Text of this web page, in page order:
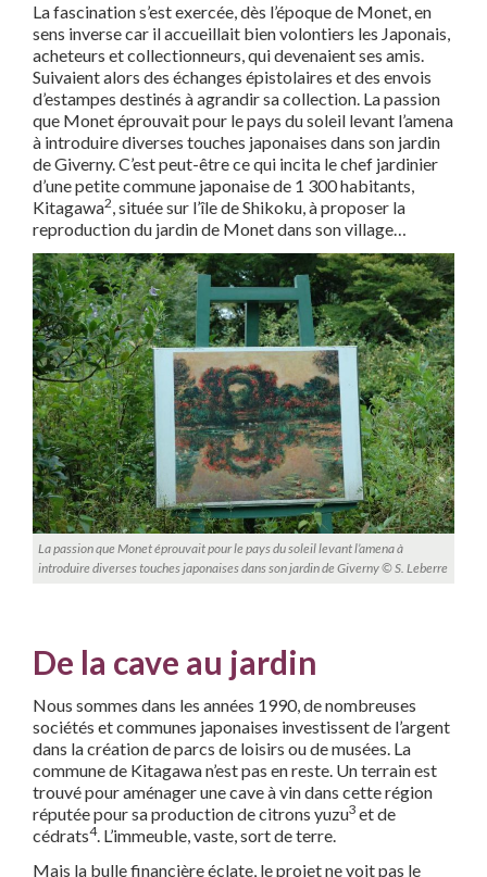
La fascination s’est exercée, dès l’époque de Monet, en
sens inverse car il accueillait bien volontiers les Japonais,
acheteurs et collectionneurs, qui devenaient ses amis.
Suivaient alors des échanges épistolaires et des envois
d’estampes destinés à agrandir sa collection. La passion
que Monet éprouvait pour le pays du soleil levant l’amena
à introduire diverses touches japonaises dans son jardin
de Giverny. C’est peut-être ce qui incita le chef jardinier
d’une petite commune japonaise de 1 300 habitants,
Kitagawa2, située sur l’île de Shikoku, à proposer la
reproduction du jardin de Monet dans son village…
La passion que Monet éprouvait pour le pays du soleil levant l’amena à
introduire diverses touches japonaises dans son jardin de Giverny © S. Leberre
De la cave au jardin
Nous sommes dans les années 1990, de nombreuses
sociétés et communes japonaises investissent de l’argent
dans la création de parcs de loisirs ou de musées. La
commune de Kitagawa n’est pas en reste. Un terrain est
trouvé pour aménager une cave à vin dans cette région
réputée pour sa production de citrons yuzu3 et de
cédrats4. L’immeuble, vaste, sort de terre.
Mais la bulle financière éclate, le projet ne voit pas le